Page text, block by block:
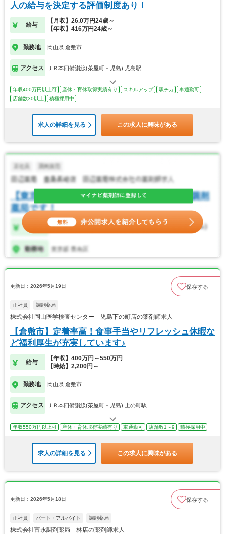
人の給与を決定する評価制度あり！
給与
【月収】26.0万円24歳～
【年収】416万円24歳～
勤務地 岡山県 倉敷市
アクセス ＪＲ本四備讃線(茶屋町－児島) 児島駅
年収400万円以上可 産休・育休取得実績有り スキルアップ 駅チカ
車通勤可
店舗数30以上
積極採用中
求人の詳細を見る この求人に興味がある
更新日：2026年5月19日 保存する
正社員 調剤薬局
株式会社岡山医学検査センター 児島下の町店の薬剤師求人
【倉敷市】定着率高！食事手当やリフレッシュ休暇な
ど福利厚生が充実しています♪
給与
【年収】400万円～550万円
【時給】2,200円～
勤務地 岡山県 倉敷市
アクセス ＪＲ本四備讃線(茶屋町－児島) 上の町駅
年収550万円以上可 産休・育休取得実績有り 車通勤可 店舗数1～9 積極採用中
求人の詳細を見る この求人に興味がある
更新日：2026年5月18日 保存する
正社員 パート・アルバイト 調剤薬局
株式会社富永調剤薬局 林店の薬剤師求人